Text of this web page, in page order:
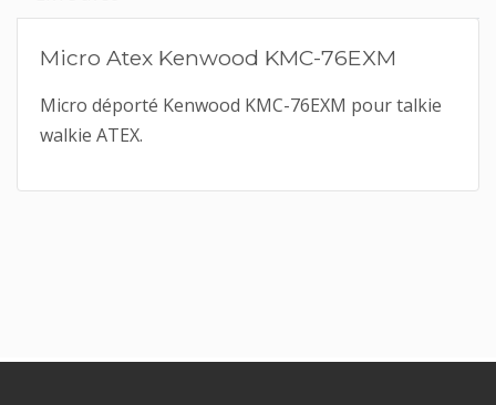
Micro Atex Kenwood KMC-76EXM
Micro déporté Kenwood KMC-76EXM pour talkie
walkie ATEX.